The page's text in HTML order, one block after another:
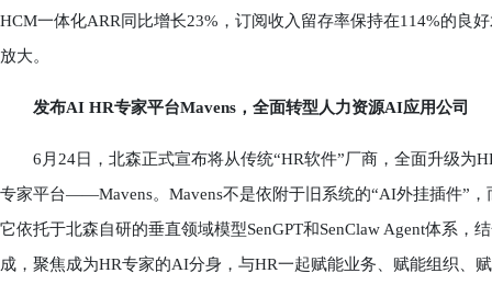
HCM一体化ARR同比增长23%，订阅收入留存率保持在114%的良
放大。
发布AI HR专家平台Mavens，全面转型人力资源AI应用公司
6月24日，北森正式宣布将从传统“HR软件”厂商，全面升级为
专家平台——Mavens。Mavens不是依附于旧系统的“AI外挂插件”
它依托于北森自研的垂直领域模型SenGPT和SenClaw Agent体系，
成，聚焦成为HR专家的AI分身，与HR一起赋能业务、赋能组织、